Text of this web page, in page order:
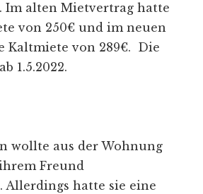
Im alten Mietvertrag hatte
von 250€ und im neuen
Kaltmiete von 289€. Die
1.5.2022.
wollte aus der Wohnung
Freund
Allerdings hatte sie eine